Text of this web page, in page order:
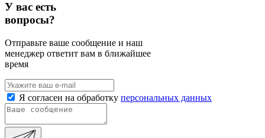
У вас есть
вопросы?
Отправьте ваше сообщение и наш
менеджер ответит вам в ближайшее
время
Я согласен на обработку персональных данных